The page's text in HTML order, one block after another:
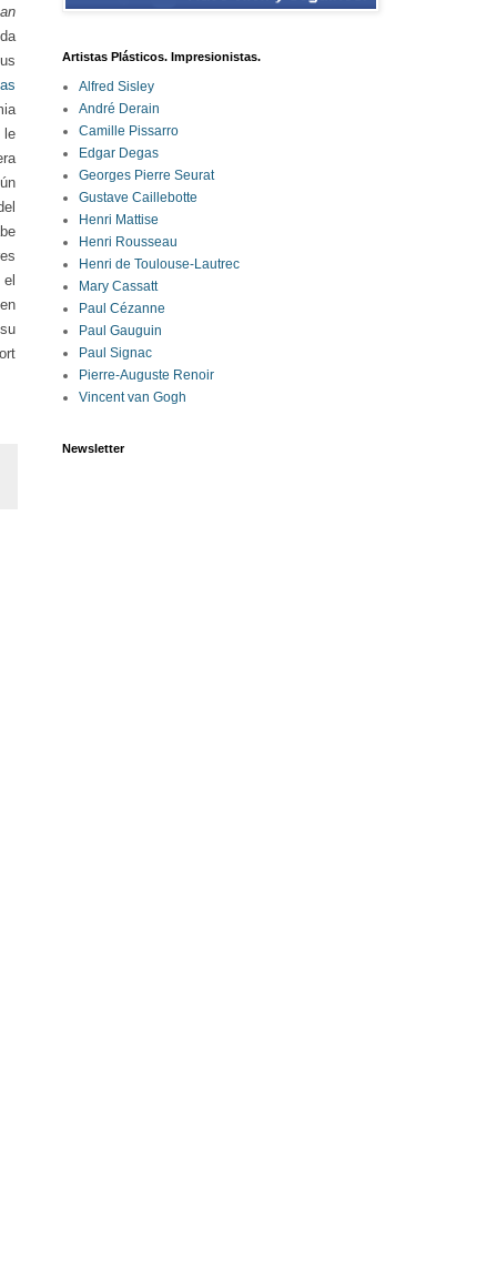
Artistas Plásticos. Impresionistas.
Alfred Sisley
André Derain
Camille Pissarro
Edgar Degas
Georges Pierre Seurat
Gustave Caillebotte
Henri Mattise
Henri Rousseau
Henri de Toulouse-Lautrec
Mary Cassatt
Paul Cézanne
Paul Gauguin
Paul Signac
Pierre-Auguste Renoir
Vincent van Gogh
Newsletter